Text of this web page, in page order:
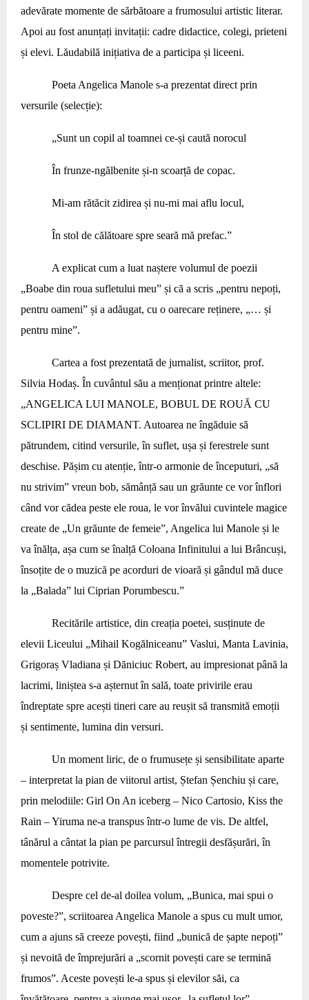
adevărate momente de sărbătoare a frumosului artistic literar.
Apoi au fost anunțați invitații: cadre didactice, colegi, prieteni
și elevi. Lăudabilă inițiativa de a participa și liceeni.
Poeta Angelica Manole s-a prezentat direct prin
versurile (selecție):
„Sunt un copil al toamnei ce-și caută norocul
În frunze-ngălbenite și-n scoarță de copac.
Mi-am rătăcit zidirea și nu-mi mai aflu locul,
În stol de călătoare spre seară mă prefac.”
A explicat cum a luat naștere volumul de poezii
„Boabe din roua sufletului meu” și că a scris „pentru nepoți,
pentru oameni” și a adăugat, cu o oarecare reținere, „… și
pentru mine”.
Cartea a fost prezentată de jurnalist, scriitor, prof.
Silvia Hodaș. În cuvântul său a menționat printre altele:
„ANGELICA LUI MANOLE, BOBUL DE ROUĂ CU
SCLIPIRI DE DIAMANT. Autoarea ne îngăduie să
pătrundem, citind versurile, în suflet, ușa și ferestrele sunt
deschise. Pășim cu atenție, într-o armonie de începuturi, „să
nu strivim” vreun bob, sămânță sau un grăunte ce vor înflori
când vor cădea peste ele roua, le vor învălui cuvintele magice
create de „Un grăunte de femeie”, Angelica lui Manole și le
va înălța, așa cum se înalță Coloana Infinitului a lui Brâncuși,
însoțite de o muzică pe acorduri de vioară și gândul mă duce
la „Balada” lui Ciprian Porumbescu.”
Recitările artistice, din creația poetei, susținute de
elevii Liceului „Mihail Kogălniceanu” Vaslui, Manta Lavinia,
Grigoraș Vladiana și Dăniciuc Robert, au impresionat până la
lacrimi, liniștea s-a așternut în sală, toate privirile erau
îndreptate spre acești tineri care au reușit să transmită emoții
și sentimente, lumina din versuri.
Un moment liric, de o frumusețe și sensibilitate aparte
– interpretat la pian de viitorul artist, Ștefan Șenchiu și care,
prin melodiile: Girl On An iceberg – Nico Cartosio, Kiss the
Rain – Yiruma ne-a transpus într-o lume de vis. De altfel,
tânărul a cântat la pian pe parcursul întregii desfășurări, în
momentele potrivite.
Despre cel de-al doilea volum, „Bunica, mai spui o
poveste?”, scriitoarea Angelica Manole a spus cu mult umor,
cum a ajuns să creeze povești, fiind „bunică de șapte nepoți”
și nevoită de împrejurări a „scornit povești care se termină
frumos”. Aceste povești le-a spus și elevilor săi, ca